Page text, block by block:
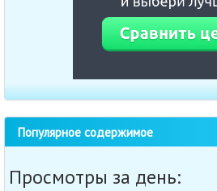
Популярное содержимое
Просмотры за день: